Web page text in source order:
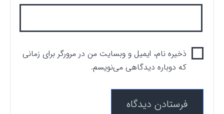
ذخیره نام، ایمیل و وبسایت من در مرورگر برای زمانی
که دوباره دیدگاهی می‌نویسم.